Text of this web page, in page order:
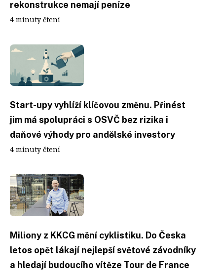
rekonstrukce nemají peníze
4 minuty čtení
Start-upy vyhlíží klíčovou změnu. Přinést
jim má spolupráci s OSVČ bez rizika i
daňové výhody pro andělské investory
4 minuty čtení
Miliony z KKCG mění cyklistiku. Do Česka
letos opět lákají nejlepší světové závodníky
a hledají budoucího vítěze Tour de France